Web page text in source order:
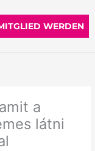
WERDEN
a
látni